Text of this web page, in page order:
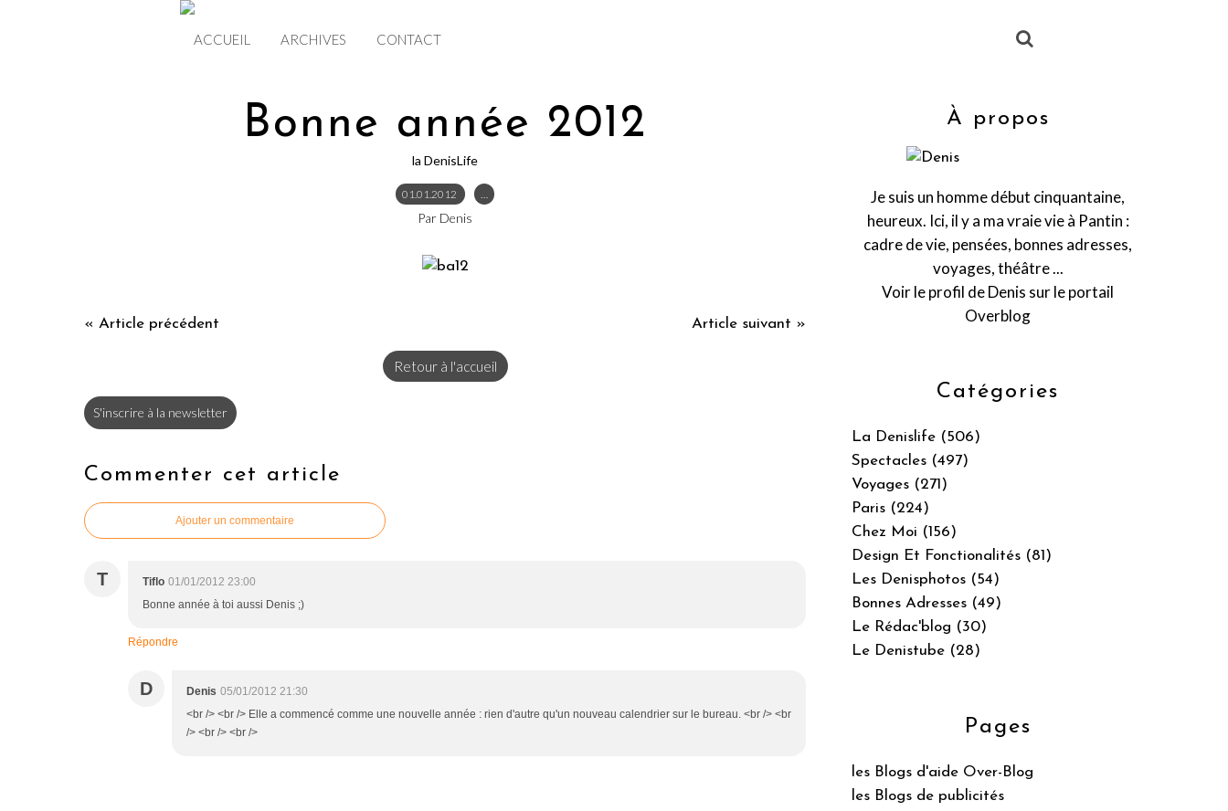
ACCUEIL ARCHIVES CONTACT
Bonne année 2012
la DenisLife
01.01.2012 …
Par Denis
« Article précédent Article suivant »
Retour à l'accueil
S'inscrire à la newsletter
Commenter cet article
Ajouter un commentaire
T Tiflo 01/01/2012 23:00
Bonne année à toi aussi Denis ;)
Répondre
D Denis 05/01/2012 21:30
<br /> <br /> Elle a commencé comme une nouvelle année : rien d'autre qu'un nouveau calendrier sur le bureau. <br /> <br
/> <br /> <br />
Catégories
La Denislife (506)
Spectacles (497)
Voyages (271)
Paris (224)
Chez Moi (156)
Design Et Fonctionalités (81)
Les Denisphotos (54)
Bonnes Adresses (49)
Le Rédac'blog (30)
Le Denistube (28)
Pages
les Blogs d'aide Over-Blog
les Blogs de publicités
À propos
Je suis un homme début cinquantaine,
heureux. Ici, il y a ma vraie vie à Pantin :
cadre de vie, pensées, bonnes adresses,
voyages, théâtre ...
Voir le profil deDenis sur le portail
Overblog